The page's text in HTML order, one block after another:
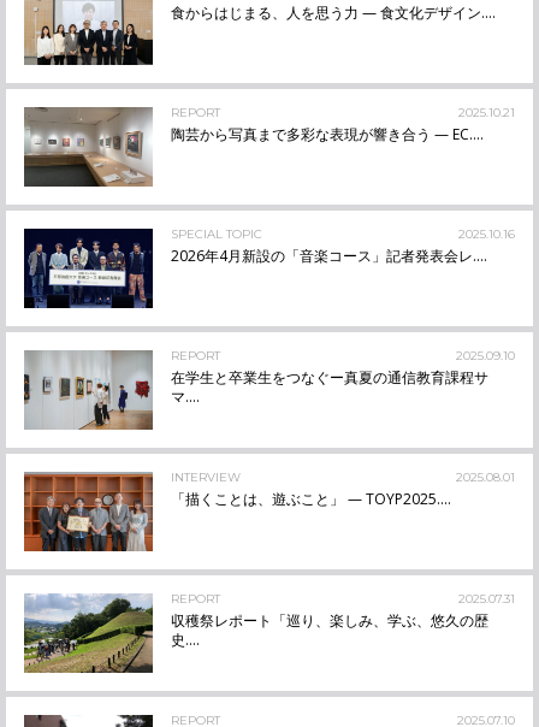
食からはじまる、人を思う力 — 食文化デザイン....
REPORT 2025.10.21
陶芸から写真まで多彩な表現が響き合う — EC....
SPECIAL TOPIC 2025.10.16
2026年4月新設の「音楽コース」記者発表会レ....
REPORT 2025.09.10
在学生と卒業生をつなぐー真夏の通信教育課程サ
マ....
INTERVIEW 2025.08.01
「描くことは、遊ぶこと」 — TOYP2025....
REPORT 2025.07.31
収穫祭レポート「巡り、楽しみ、学ぶ、悠久の歴
史....
REPORT 2025.07.10